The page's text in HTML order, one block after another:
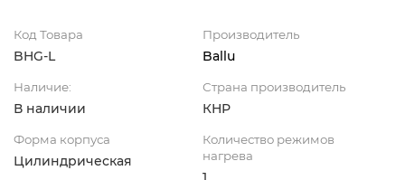
Код Товара
BHG-L
Производитель
Ballu
Наличие:
В наличии
Страна производитель
КНР
Форма корпуса
Цилиндрическая
Количество режимов
нагрева